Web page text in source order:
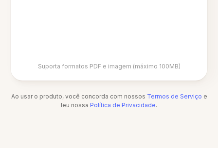
Suporta formatos PDF e imagem (máximo 100MB)
Ao usar o produto, você concorda com nossos Termos de Serviço e
leu nossa Política de Privacidade.